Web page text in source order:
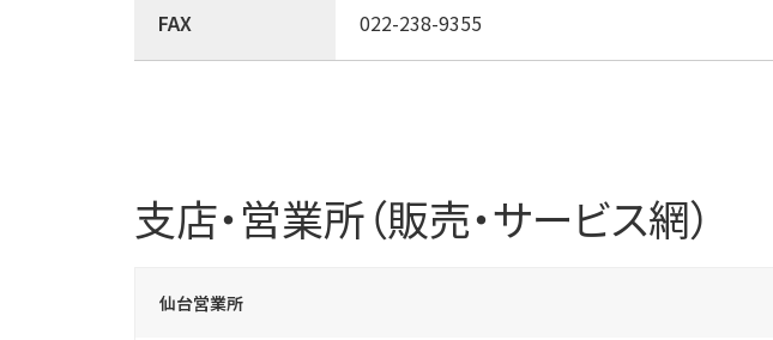
FAX 022-238-9355
支店・営業所（販売・サービス網）
仙台営業所